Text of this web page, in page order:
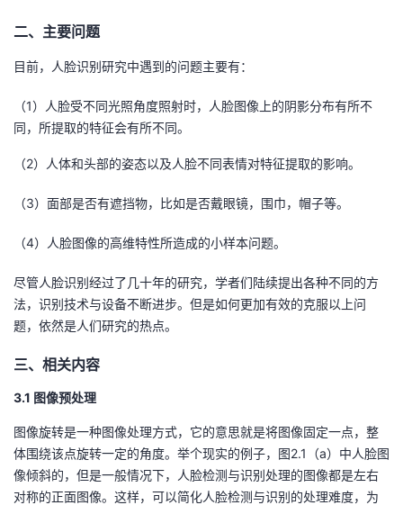
证
实
验
的
收
藏
持
建
议
二、主要问题
目前，人脸识别研究中遇到的问题主要有：
（1）人脸受不同光照角度照射时，人脸图像上的阴影分布有所不
同，所提取的特征会有所不同。
（2）人体和头部的姿态以及人脸不同表情对特征提取的影响。
（3）面部是否有遮挡物，比如是否戴眼镜，围巾，帽子等。
（4）人脸图像的高维特性所造成的小样本问题。
尽管人脸识别经过了几十年的研究，学者们陆续提出各种不同的方
法，识别技术与设备不断进步。但是如何更加有效的克服以上问
题，依然是人们研究的热点。
三、相关内容
3.1 图像预处理
图像旋转是一种图像处理方式，它的意思就是将图像固定一点，整
体围绕该点旋转一定的角度。举个现实的例子，图2.1 （a）中人脸图
像倾斜的，但是一般情况下，人脸检测与识别处理的图像都是左右
对称的正面图像。这样，可以简化人脸检测与识别的处理难度，为